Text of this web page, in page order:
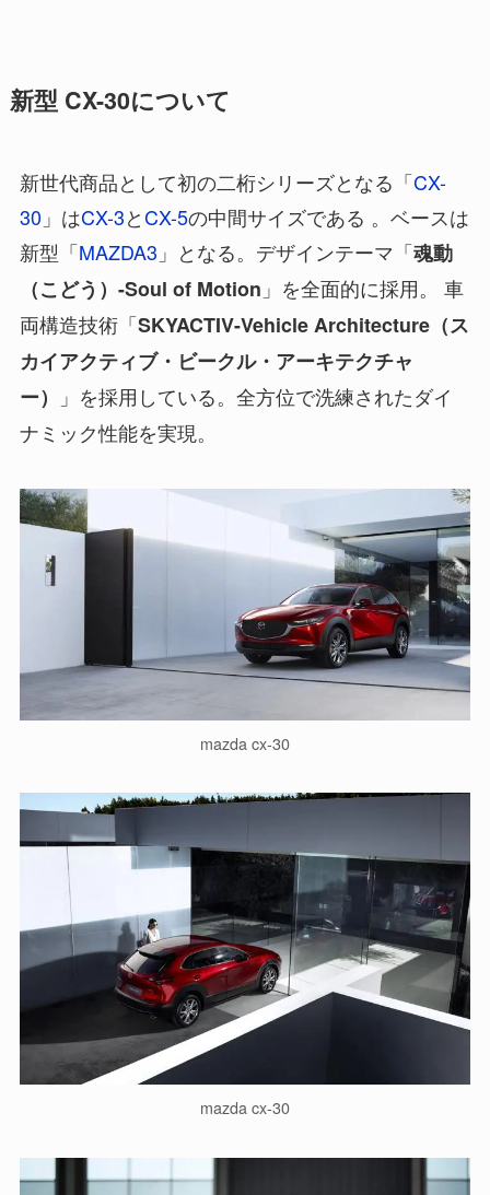
新型 CX-30について
新世代商品として初の二桁シリーズとなる「CX-
30 」はCX-3とCX-5の中間サイズである 。ベースは
新型「MAZDA3 」となる。デザインテーマ「魂動
（こどう）-Soul of Motion 」を全面的に採用。 車
両構造技術「SKYACTIV-Vehicle Architecture（ス
カイアクティブ・ビークル・アーキテクチャ
ー）
」を採用している。全方位で洗練されたダイ
ナミック性能を実現。
mazda cx-30
mazda cx-30